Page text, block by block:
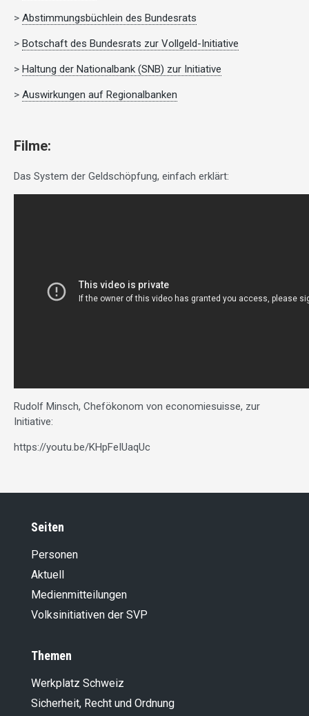
> Abstimmungsbüchlein des Bundesrats
> Botschaft des Bundesrats zur Vollgeld-Initiative
> Haltung der Nationalbank (SNB) zur Initiative
> Auswirkungen auf Regionalbanken
Filme:
Das System der Geldschöpfung, einfach erklärt:
Rudolf Minsch, Chefökonom von economiesuisse, zur
Initiative:
https://youtu.be/KHpFeIUaqUc
Seiten
Personen
Aktuell
Medienmitteilungen
Volksinitiativen der SVP
Themen
Werkplatz Schweiz
Sicherheit, Recht und Ordnung